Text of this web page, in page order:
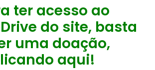
ter acesso ao
do site, basta
uma doação,
aqui!